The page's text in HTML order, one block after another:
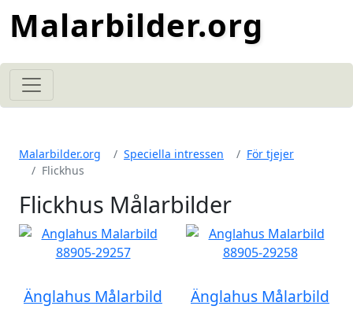
Malarbilder.org
Malarbilder.org Speciella intressen
För tjejer
Flickhus
Flickhus Målarbilder
Änglahus Målarbild Änglahus Målarbild